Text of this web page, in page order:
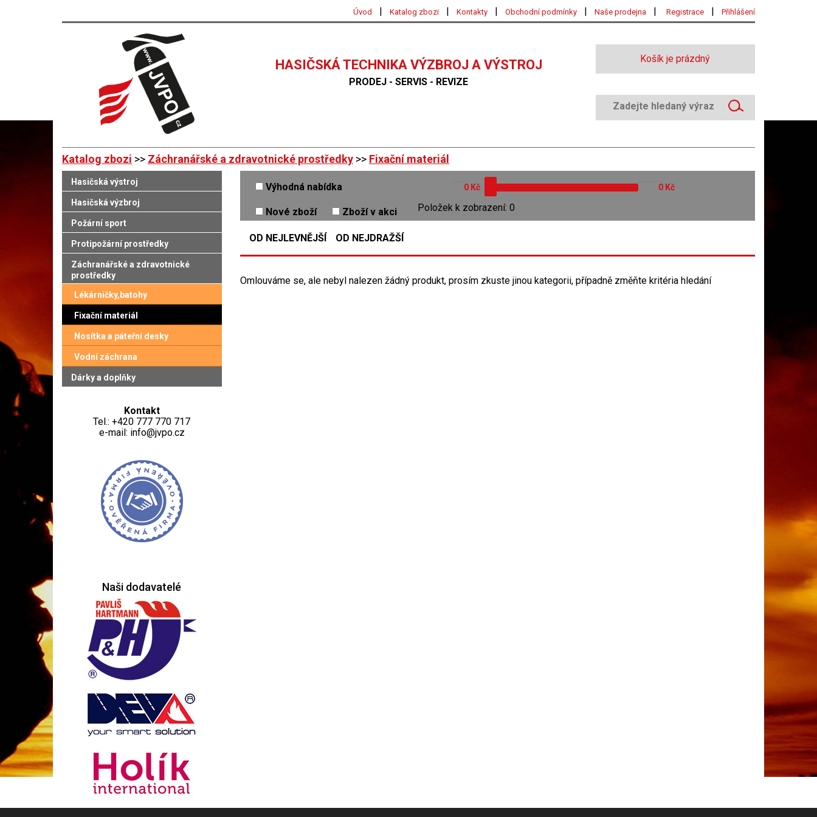
Úvod | Katalog zbozi | Kontakty | Obchodní podmínky | Naše prodejna | Registrace | Přihlášení
HASIČSKÁ TECHNIKA VÝZBROJ A VÝSTROJ
PRODEJ - SERVIS - REVIZE
Košík je prázdný
Katalog zbozi >> Záchranářské a zdravotnické prostředky >> Fixační materiál
Hasičská výstroj
Hasičská výzbroj
Požární sport
Protipožární prostředky
Záchranářské a zdravotnické
prostředky
Lékárničky,batohy
Fixační materiál
Nosítka a páteřní desky
Vodní záchrana
Dárky a doplňky
Kontakt
Tel.: +420 777 770 717
e-mail: info@jvpo.cz
Naši dodavatelé
Výhodná nabídka
Nové zboží Zboží v akci
Kč Kč
Položek k zobrazení: 0
OD NEJLEVNĚJŠÍ OD NEJDRAŽŠÍ
Omlouváme se, ale nebyl nalezen žádný produkt, prosím zkuste jinou kategorii, případně změňte kritéria hledání